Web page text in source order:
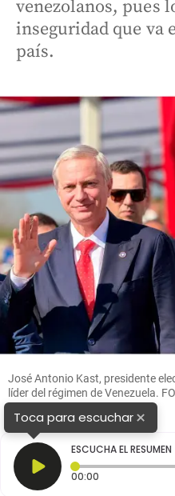
venezolanos, pues
inseguridad que va
país.
José Antonio Kast, presidente
líder del régimen de Venezuela.
@joseantoniokast y Getty
Toca para escuchar×
ESCUCHA EL RESUMEN
00:00 Tiempo